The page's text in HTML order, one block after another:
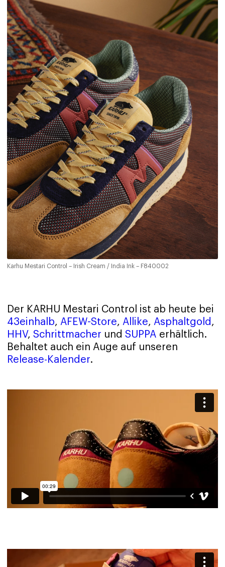
Karhu Mestari Control – Irish Cream / India Ink – F840002
Der KARHU Mestari Control ist ab heute bei
43einhalb, AFEW-Store, Allike, Asphaltgold ,
HHV, Schrittmacher und SUPPA erhältlich.
Behaltet auch ein Auge auf unseren
Release-Kalender.